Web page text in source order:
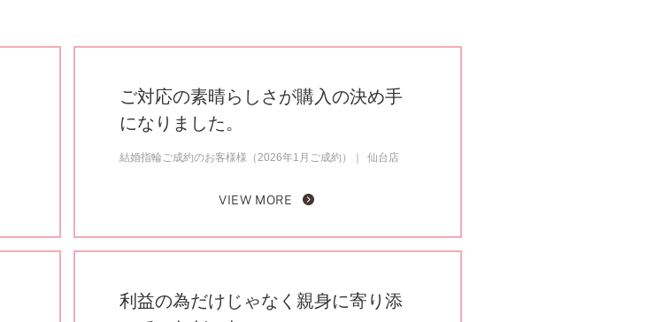
ご対応の素晴らしさが購入の決め手
になりました。
結婚指輪ご成約のお客様様（2026年1月ご成約） 仙台店
VIEW MORE
利益の為だけじゃなく親身に寄り添